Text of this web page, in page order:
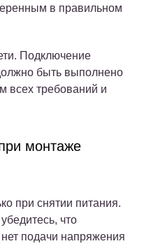
в правильном
Подключение
быть выполнено
всех требований и
монтаже
при снятии питания.
что
подачи напряжения